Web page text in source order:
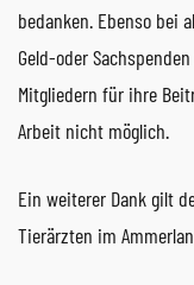
bedanken. Ebenso bei
Geld-oder
Mitgliedern für ihre
Arbeit nicht möglich.
Ein weiterer Dank gilt
Tierärzten im